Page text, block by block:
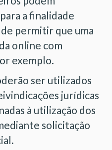
a finalidade
de permitir que uma
online com
exemplo.
ser utilizados
jurídicas
à utilização dos
solicitação